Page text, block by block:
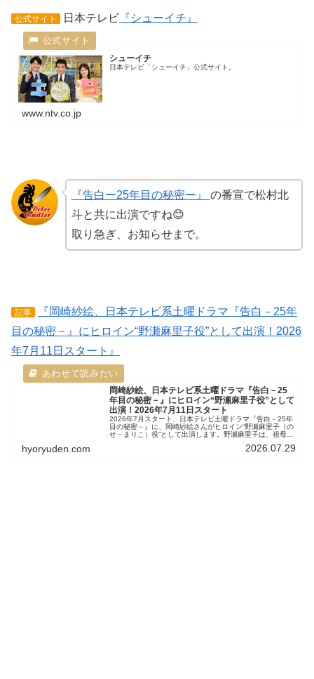
公式サイト 日本テレビ 『シューイチ』
シューイチ
日本テレビ「シューイチ」公式サイト。
www.ntv.co.jp
『告白ー25年目の秘密ー』 の番宣で松村北
斗と共に出演ですね😊
取り急ぎ、お知らせまで。
記事
『岡崎紗絵、日本テレビ系土曜ドラマ『告白－25年
目の秘密－』にヒロイン“野瀬麻里子役”として出演！2026
年7月11日スタート』
岡崎紗絵、日本テレビ系土曜ドラマ『告白－25
年目の秘密－』にヒロイン“野瀬麻里子役”として
出演！2026年7月11日スタート
2026年7月スタート、日本テレビ土曜ドラマ『告白－25年
目の秘密－』に、岡崎紗絵さんがヒロイン“野瀬麻里子（の
せ・まりこ）役”として出演します。野瀬麻里子は、祖母が
いることに「親のコネ」と陰口を叩かれているが、仕事ぶ
hyoryuden.com 2026.07.29